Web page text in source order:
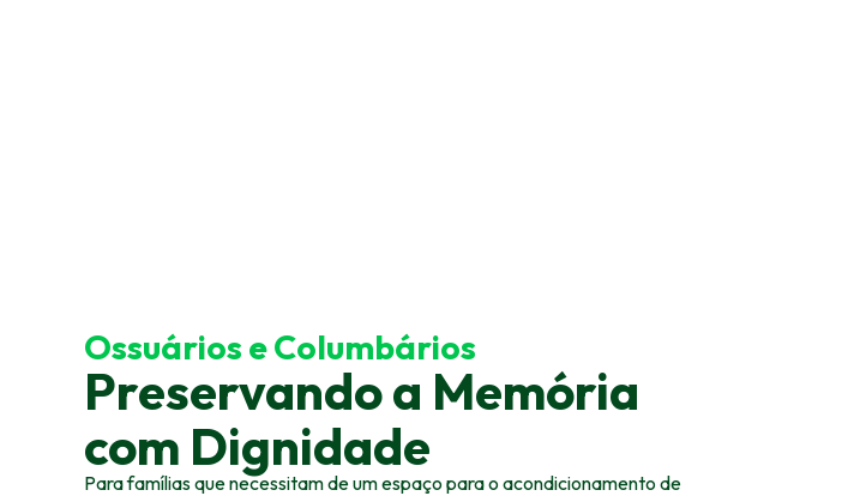
Ossuários e Columbários
Preservando a Memória
com Dignidade
Para famílias que necessitam de um espaço para o acondicionamento de